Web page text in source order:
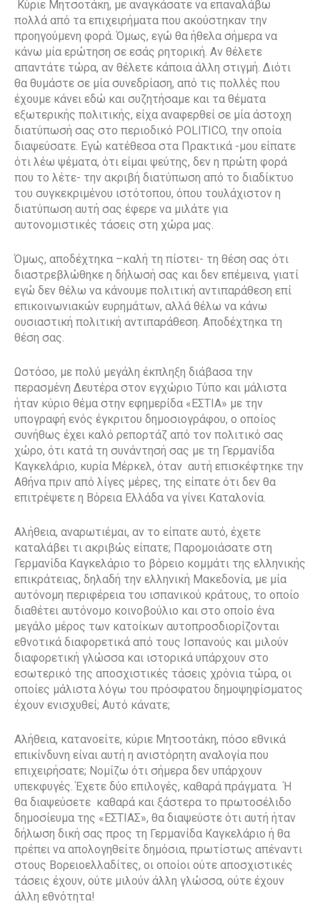
Κύριε Μητσοτάκη, με αναγκάσατε να επαναλάβω
πολλά από τα επιχειρήματα που ακούστηκαν την
προηγούμενη φορά. Όμως, εγώ θα ήθελα σήμερα να
κάνω μία ερώτηση σε εσάς ρητορική. Αν θέλετε
απαντάτε τώρα, αν θέλετε κάποια άλλη στιγμή. Διότι
θα θυμάστε σε μία συνεδρίαση, από τις πολλές που
έχουμε κάνει εδώ και συζητήσαμε και τα θέματα
εξωτερικής πολιτικής, είχα αναφερθεί σε μία άστοχη
διατύπωσή σας στο περιοδικό POLITICO, την οποία
διαψεύσατε. Εγώ κατέθεσα στα Πρακτικά -μου είπατε
ότι λέω ψέματα, ότι είμαι ψεύτης, δεν η πρώτη φορά
που το λέτε- την ακριβή διατύπωση από το διαδίκτυο
του συγκεκριμένου ιστότοπου, όπου τουλάχιστον η
διατύπωση αυτή σας έφερε να μιλάτε για
αυτονομιστικές τάσεις στη χώρα μας.
Όμως, αποδέχτηκα –καλή τη πίστει- τη θέση σας ότι
διαστρεβλώθηκε η δήλωσή σας και δεν επέμεινα, γιατί
εγώ δεν θέλω να κάνουμε πολιτική αντιπαράθεση επί
επικοινωνιακών ευρημάτων, αλλά θέλω να κάνω
ουσιαστική πολιτική αντιπαράθεση. Αποδέχτηκα τη
θέση σας.
Ωστόσο, με πολύ μεγάλη έκπληξη διάβασα την
περασμένη Δευτέρα στον εγχώριο Τύπο και μάλιστα
ήταν κύριο θέμα στην εφημερίδα «ΕΣΤΙΑ» με την
υπογραφή ενός έγκριτου δημοσιογράφου, ο οποίος
συνήθως έχει καλό ρεπορτάζ από τον πολιτικό σας
χώρο, ότι κατά τη συνάντησή σας με τη Γερμανίδα
Καγκελάριο, κυρία Μέρκελ, όταν αυτή επισκέφτηκε την
Αθήνα πριν από λίγες μέρες, της είπατε ότι δεν θα
επιτρέψετε η Βόρεια Ελλάδα να γίνει Καταλονία.
Αλήθεια, αναρωτιέμαι, αν το είπατε αυτό, έχετε
καταλάβει τι ακριβώς είπατε; Παρομοιάσατε στη
Γερμανίδα Καγκελάριο το βόρειο κομμάτι της ελληνικής
επικράτειας, δηλαδή την ελληνική Μακεδονία, με μία
αυτόνομη περιφέρεια του ισπανικού κράτους, το οποίο
διαθέτει αυτόνομο κοινοβούλιο και στο οποίο ένα
μεγάλο μέρος των κατοίκων αυτοπροσδιορίζονται
εθνοτικά διαφορετικά από τους Ισπανούς και μιλούν
διαφορετική γλώσσα και ιστορικά υπάρχουν στο
εσωτερικό της αποσχιστικές τάσεις χρόνια τώρα, οι
οποίες μάλιστα λόγω του πρόσφατου δημοψηφίσματος
έχουν ενισχυθεί; Αυτό κάνατε;
Αλήθεια, κατανοείτε, κύριε Μητσοτάκη, πόσο εθνικά
επικίνδυνη είναι αυτή η ανιστόρητη αναλογία που
επιχειρήσατε; Νομίζω ότι σήμερα δεν υπάρχουν
υπεκφυγές. Έχετε δύο επιλογές, καθαρά πράγματα. Ή
θα διαψεύσετε καθαρά και ξάστερα το πρωτοσέλιδο
δημοσίευμα της «ΕΣΤΙΑΣ», θα διαψεύστε ότι αυτή ήταν
δήλωση δική σας προς τη Γερμανίδα Καγκελάριο ή θα
πρέπει να απολογηθείτε δημόσια, πρωτίστως απέναντι
στους Βορειοελλαδίτες, οι οποίοι ούτε αποσχιστικές
τάσεις έχουν, ούτε μιλούν άλλη γλώσσα, ούτε έχουν
άλλη εθνότητα!